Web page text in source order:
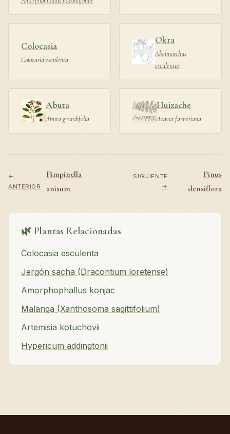
Colocasia
Colocasia esculenta
Okra
Abelmoschus
esculentus
Abuta
Abuta grandifolia
Huizache
Acacia farnesiana
←
ANTERIOR
Pimpinella
anisum
SIGUIENTE
→
Pinus
densiflora
🌿 Plantas Relacionadas
Colocasia esculenta
Jergón sacha (Dracontium loretense)
Amorphophallus konjac
Malanga (Xanthosoma sagittifolium)
Artemisia kotuchovii
Hypericum addingtonii